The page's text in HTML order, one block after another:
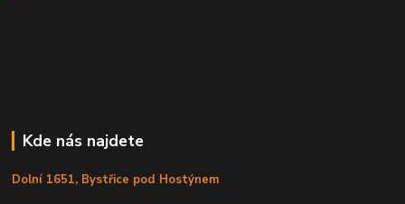
Kde nás najdete
Dolní 1651, Bystřice pod Hostýnem